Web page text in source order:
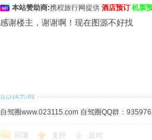
本站赞助商:携程旅行网提供 酒店预订 机票
感谢楼主，谢谢啊！现在图源不好找
自驾圈www.023115.com 自驾圈QQ群：
回复 支持 反对